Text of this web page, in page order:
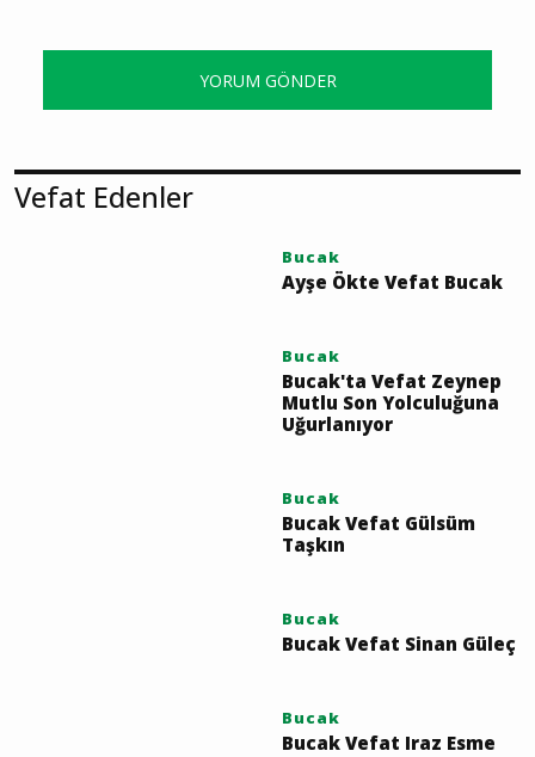
YORUM GÖNDER
Bucak
Bucak'ta Vefat Zeynep